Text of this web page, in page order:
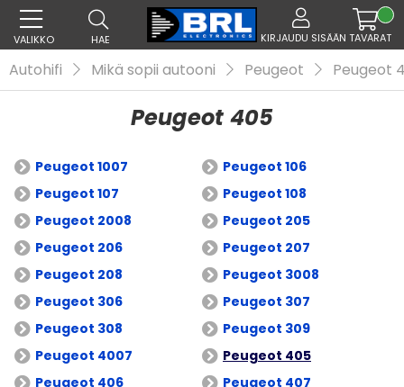
VALIKKO HAE KIRJAUDU SISÄÄN TAVARAT
Autohifi Mikä sopii autooni Peugeot Peugeot
Peugeot 405
Peugeot 1007
Peugeot 106
Peugeot 107
Peugeot 108
Peugeot 2008
Peugeot 205
Peugeot 206
Peugeot 207
Peugeot 208
Peugeot 3008
Peugeot 306
Peugeot 307
Peugeot 308
Peugeot 309
Peugeot 4007
Peugeot 405
Peugeot 406
Peugeot 407